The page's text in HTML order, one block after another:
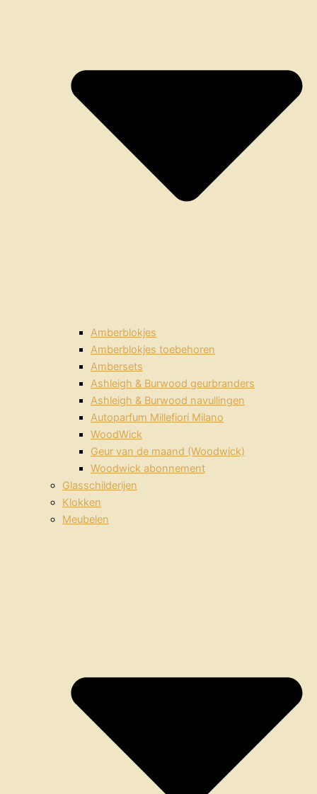
Amberblokjes
Amberblokjes toebehoren
Ambersets
Ashleigh & Burwood geurbranders
Ashleigh & Burwood navullingen
Autoparfum Millefiori Milano
WoodWick
Geur van de maand (Woodwick)
Woodwick abonnement
Glasschilderijen
Klokken
Meubelen